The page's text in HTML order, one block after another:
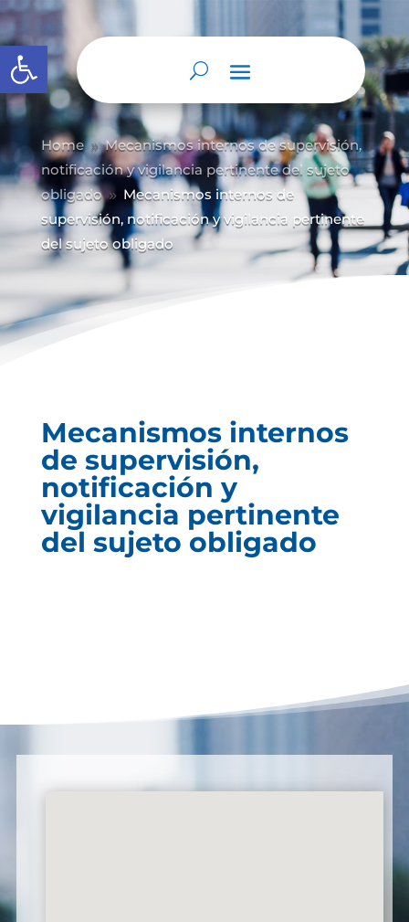
Abrir barra de herramientas
Home 9 Mecanismos internos de supervisión,
notificación y vigilancia pertinente del sujeto
obligado 9 Mecanismos internos de
supervisión, notificación y vigilancia pertinente
del sujeto obligado
Mecanismos internos
de supervisión,
notificación y
vigilancia pertinente
del sujeto obligado